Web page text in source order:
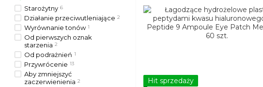
Hit sprzedaży
Starożytny 6
Działanie przeciwutleniające 2
Wyrównanie tonów 1
Od pierwszych oznak
starzenia 2
Od podrażnień 1
Przywrócenie 13
Aby zmniejszyć
zaczerwienienia 2